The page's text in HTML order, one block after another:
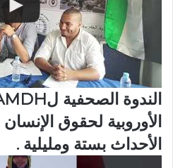
الأوروبية لحقوق
الأحداث بستة ومليلية .